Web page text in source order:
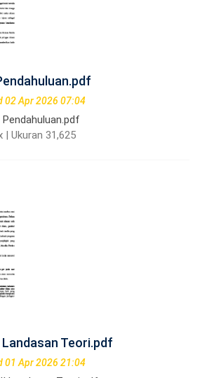
02 Apr 2026 07:04
| Ukuran 31,625
Landasan Teori.pdf
01 Apr 2026 21:04